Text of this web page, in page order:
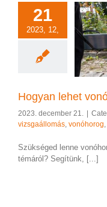
21
2023, 12,
vonóhorog a
vizsgáztatás
Hogyan lehet
2023. december 21. |
vizsgaállomás vonóhorog
Szükséged lenne
témáról? Segítünk, [...]